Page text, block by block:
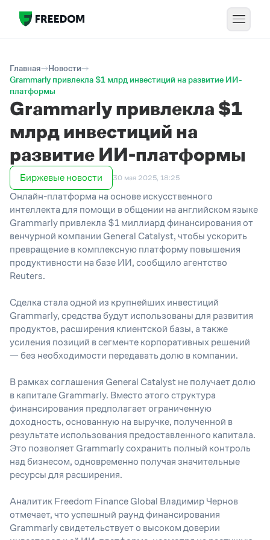
Главная
Новости
Grammarly привлекла $1 млрд инвестиций на развитие ИИ-
платформы
Grammarly привлекла $1
млрд инвестиций на
развитие ИИ-платформы
Биржевые новости 30 мая 2025, 18:25
Онлайн-платформа на основе искусственного
интеллекта для помощи в общении на английском языке
Grammarly привлекла $1 миллиард финансирования от
венчурной компании General Catalyst, чтобы ускорить
превращение в комплексную платформу повышения
продуктивности на базе ИИ, сообщило агентство
Reuters.
Сделка стала одной из крупнейших инвестиций
Grammarly, средства будут использованы для развития
продуктов, расширения клиентской базы, а также
усиления позиций в сегменте корпоративных решений
— без необходимости передавать долю в компании.
В рамках соглашения General Catalyst не получает долю
в капитале Grammarly. Вместо этого структура
финансирования предполагает ограниченную
доходность, основанную на выручке, полученной в
результате использования предоставленного капитала.
Это позволяет Grammarly сохранить полный контроль
над бизнесом, одновременно получая значительные
ресурсы для расширения.
Аналитик Freedom Finance Global Владимир Чернов
отмечает, что успешный раунд финансирования
Grammarly свидетельствует о высоком доверии